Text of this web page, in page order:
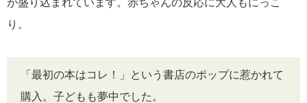
り。
「最初の本はコレ！」という書店のポップに惹かれて
購入。子どもも夢中でした。